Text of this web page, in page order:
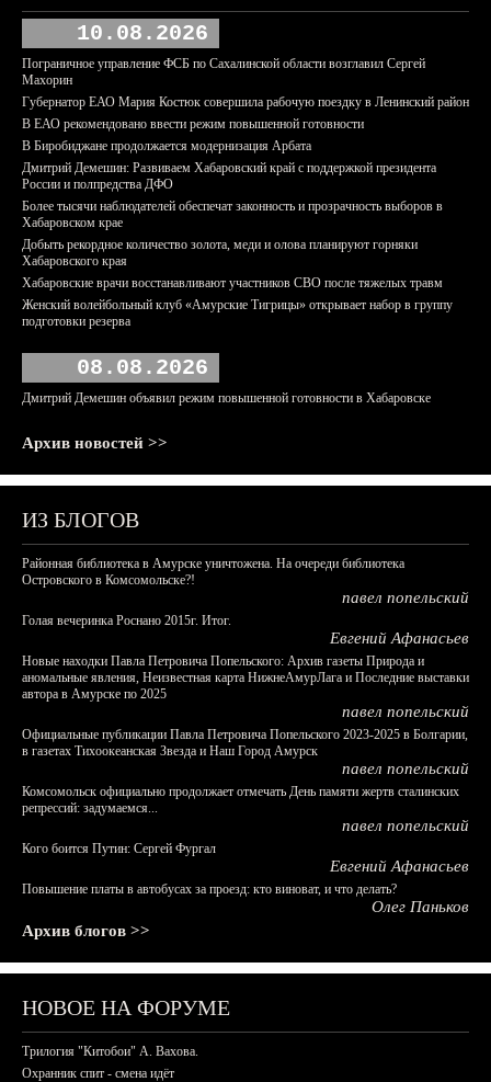
10.08.2026
Пограничное управление ФСБ по Сахалинской области возглавил Сергей
Махорин
Губернатор ЕАО Мария Костюк совершила рабочую поездку в Ленинский район
В ЕАО рекомендовано ввести режим повышенной готовности
В Биробиджане продолжается модернизация Арбата
Дмитрий Демешин: Развиваем Хабаровский край с поддержкой президента
России и полпредства ДФО
Более тысячи наблюдателей обеспечат законность и прозрачность выборов в
Хабаровском крае
Добыть рекордное количество золота, меди и олова планируют горняки
Хабаровского края
Хабаровские врачи восстанавливают участников СВО после тяжелых травм
Женский волейбольный клуб «Амурские Тигрицы» открывает набор в группу
подготовки резерва
08.08.2026
Дмитрий Демешин объявил режим повышенной готовности в Хабаровске
Архив новостей >>
ИЗ БЛОГОВ
Районная библиотека в Амурске уничтожена. На очереди библиотека
Островского в Комсомольске?!
павел попельский
Голая вечеринка Роснано 2015г. Итог.
Евгений Афанасьев
Новые находки Павла Петровича Попельского: Архив газеты Природа и
аномальные явления, Неизвестная карта НижнеАмурЛага и Последние выставки
автора в Амурске по 2025
павел попельский
Официальные публикации Павла Петровича Попельского 2023-2025 в Болгарии,
в газетах Тихоокеанская Звезда и Наш Город Амурск
павел попельский
Комсомольск официально продолжает отмечать День памяти жертв сталинских
репрессий: задумаемся...
павел попельский
Кого боится Путин: Сергей Фургал
Евгений Афанасьев
Повышение платы в автобусах за проезд: кто виноват, и что делать?
Олег Паньков
Архив блогов >>
НОВОЕ НА ФОРУМЕ
Трилогия "Китобои" А. Вахова.
Охранник спит - смена идёт